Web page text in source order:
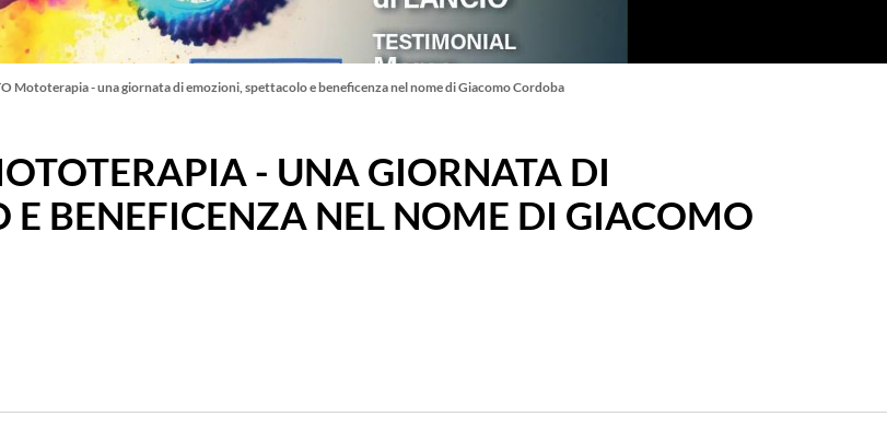
Mototerapia - una giornata di emozioni, spettacolo e beneficenza nel nome di Giacomo Cordoba
- UNA GIORNATA DI
E BENEFICENZA NEL NOME DI GIACOMO